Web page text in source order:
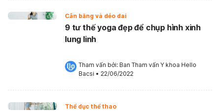
Cân bằng và dẻo dai
9 tư thế yoga đẹp để chụp hình xinh
lung linh
Tham vấn bởi: Ban Tham vấn Y khoa Hello
Bacsi • 22/06/2022
Thể dục thể thao